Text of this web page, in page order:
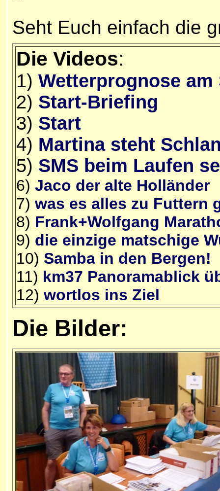
Seht Euch einfach die
Die Videos:
1) Wetterprognose am
2) Start-Briefing
3) Start
4) Martina steht
5) SMS beim Laufen
6) Jaco der alte Holländer
7) was es alles zu Futtern
8) Frank+Wolfgang
9) die einzige matschige
10) Samba in den Bergen!
11) km37 Panoramablick
12) wortlos ins Ziel
Die Bilder: